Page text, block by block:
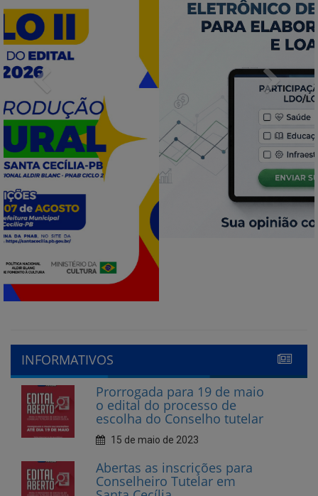
Previous Next
o edital do processo de
escolha do Conselho tutelar
15 de maio de 2023
Abertas as inscrições para
Conselheiro Tutelar em
Santa Cecília
CECIFOLIA nas Escolas 2023